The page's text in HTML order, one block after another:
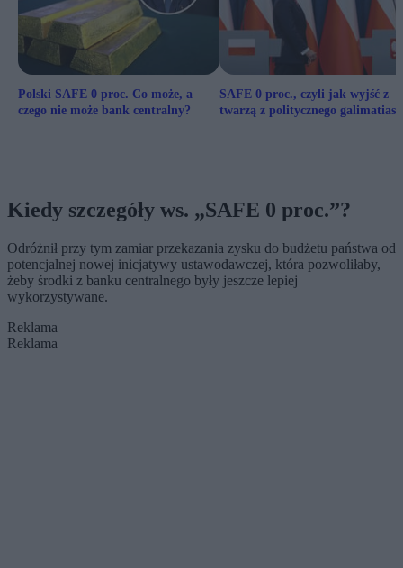
Polski SAFE 0 proc. Co może, a
czego nie może bank centralny?
SAFE 0 proc., czyli jak wyjść z
twarzą z politycznego galimatiasu
Kiedy szczegóły ws. „SAFE 0 proc.”?
Odróżnił przy tym zamiar przekazania zysku do budżetu państwa od
potencjalnej nowej inicjatywy ustawodawczej, która pozwoliłaby,
żeby środki z banku centralnego były jeszcze lepiej
wykorzystywane.
Reklama
Reklama